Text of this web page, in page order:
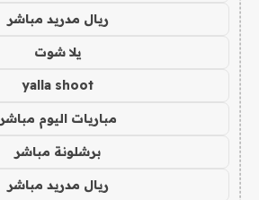
ريال مدريد مباشر
يلا شوت
yalla shoot
مباريات اليوم مباشر
برشلونة مباشر
ريال مدريد مباشر